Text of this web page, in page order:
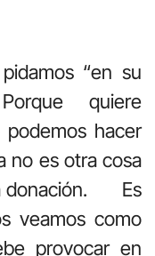
“en su
quiere
podemos hacer
no es otra cosa
donación. Es
veamos como
provocar en